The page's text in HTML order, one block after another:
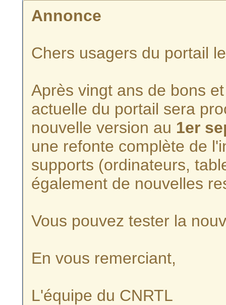
Annonce
Chers usagers du portail
Après vingt ans de bons
actuelle du portail sera
nouvelle version au 1er
une refonte complète de
supports (ordinateurs,
également de nouvelles
Vous pouvez tester la
En vous remerciant,
L'équipe du CNRTL